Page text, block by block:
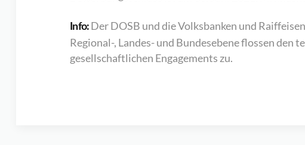
Info: Der DOSB und die Volksbanken und
Regional-, Landes- und Bundesebene flossen den
gesellschaftlichen Engagements zu.